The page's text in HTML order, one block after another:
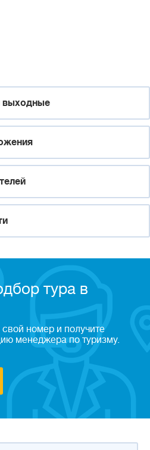
выходные
тура в
номер и получите
менеджера по туризму.